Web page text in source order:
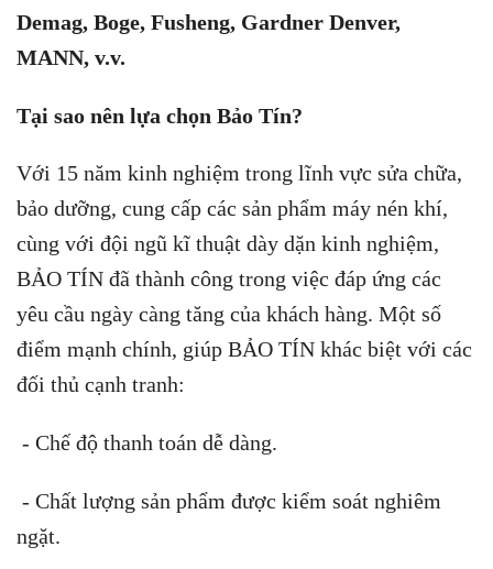
Demag, Boge, Fusheng, Gardner Denver,
MANN, v.v.
Tại sao nên lựa chọn Bảo Tín?
Với 15 năm kinh nghiệm trong lĩnh vực sửa chữa,
bảo dưỡng, cung cấp các sản phẩm máy nén khí,
cùng với đội ngũ kĩ thuật dày dặn kinh nghiệm,
BẢO TÍN đã thành công trong việc đáp ứng các
yêu cầu ngày càng tăng của khách hàng. Một số
điểm mạnh chính, giúp BẢO TÍN khác biệt với các
đối thủ cạnh tranh:
- Chế độ thanh toán dễ dàng.
- Chất lượng sản phẩm được kiểm soát nghiêm
ngặt.